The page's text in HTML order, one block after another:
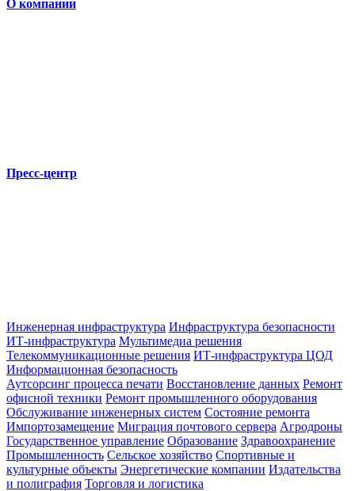
О компании
Пресс-центр
Инженерная инфраструктура Инфраструктура безопасности
ИТ-инфраструктура Мультимедиа решения
Телекоммуникационные решения ИТ-инфраструктура ЦОД
Информационная безопасность
Аутсорсинг процесса печати Восстановление данных Ремонт
офисной техники Ремонт промышленного оборудования
Обслуживание инженерных систем Состояние ремонта
Импортозамещение Миграция почтового сервера Агродроны
Государственное управление Образование Здравоохранение
Промышленность Сельское хозяйство Спортивные и
культурные объекты Энергетические компании Издательства
и полиграфия Торговля и логистика